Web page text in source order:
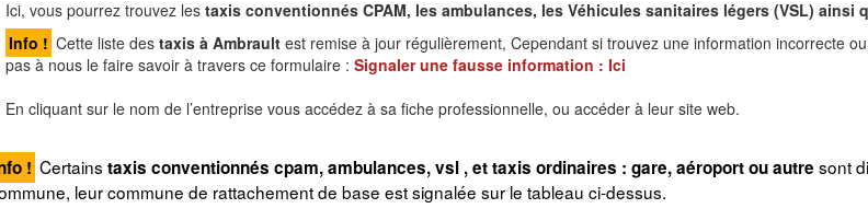
Ici, vous pourrez trouvez les taxis conventionnés CPAM, les ambulances, les Véhicules sanitaires légers (VSL) ainsi
Info ! Cette liste des taxis à Ambrault est remise à jour régulièrement, Cependant si trouvez une information incorrecte
pas à nous le faire savoir à travers ce formulaire : Signaler une fausse information : Ici
En cliquant sur le nom de l’entreprise vous accédez à sa fiche professionnelle, ou accéder à leur site web.
! Certainstaxis conventionnés cpam, ambulances, vsl , et taxis ordinaires : gare, aéroport ou autresont
leur commune de rattachement de base est signalée sur le tableau ci-dessus.